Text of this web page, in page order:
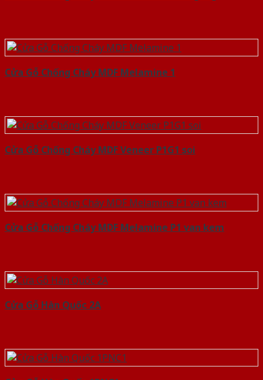
Cửa Gỗ Chống Cháy MDF Melamine 1
Cửa Gỗ Chống Cháy MDF Veneer P1G1 soi
Cửa Gỗ Chống Cháy MDF Melamine P1 van kem
Cửa Gỗ Hàn Quốc 2A